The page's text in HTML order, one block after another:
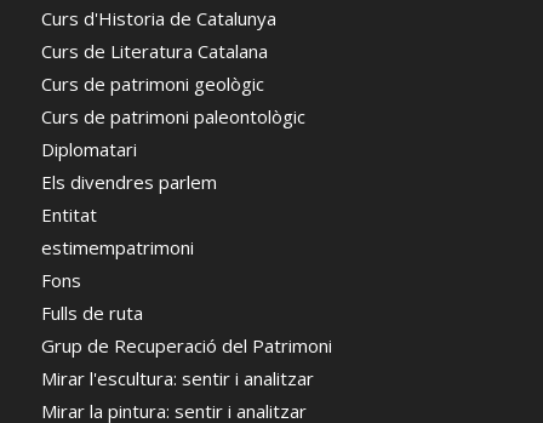
Curs d'Historia de Catalunya
Curs de Literatura Catalana
Curs de patrimoni geològic
Curs de patrimoni paleontològic
Diplomatari
Els divendres parlem
Entitat
estimempatrimoni
Fons
Fulls de ruta
Grup de Recuperació del Patrimoni
Mirar l'escultura: sentir i analitzar
Mirar la pintura: sentir i analitzar